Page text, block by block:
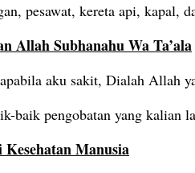
pesawat, kereta api, kapal,
Allah Subhanahu Wa Ta’ala
aku sakit, Dialah Allah
baik pengobatan yang kalian
Kesehatan Manusia